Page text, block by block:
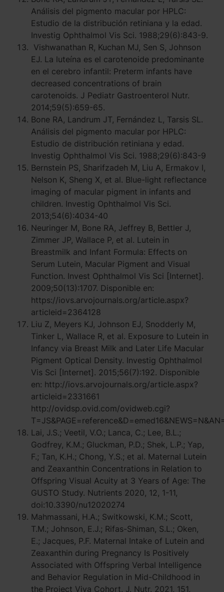
Análisis del pigmento macular por HPLC:
Estudio de la distribución retiniana y la edad.
Investig Ophthalmol Vis Sci. 1988;29(6):843-9.
Vishwanathan R, Kuchan MJ, Sen S, Johnson
EJ. La luteína es el carotenoide predominante
en el cerebro infantil: Preterm infants have
decreased concentrations of brain
carotenoids. J Pediatr Gastroenterol Nutr.
2014;59(5):659-65.
Bone RA, Landrum JT, Fernández L, Tarsis SL.
Análisis del pigmento macular por HPLC:
Estudio de distribución retiniana y edad.
Investig Ophthalmol Vis Sci. 1988;29(6):843-9
Bernstein PS, Sharifzadeh M, Liu A, Ermakov I,
Nelson K, Sheng X, et al. Blue-light reflectance
imaging of macular pigment in infants and
children. Investig Ophthalmol Vis Sci.
2013;54(6):4034-40
Neuringer M, Bone RA, Jeffrey B, Bettler J,
Zimmer JP, Wallace P, et al. Lutein in
Breastmilk and Infant Formula: Effects on
Serum Lutein, Macular Pigment and Visual
Function. Invest Ophthalmol Vis Sci [Internet].
2009;50(13):1707. Disponible en:
https://iovs.arvojournals.org/article.aspx?
articleid=2364128
Liu Z, Meyers KJ, Johnson EJ, Snodderly M,
Tinker L, Wallace R, et al. Exposure to Lutein in
Infancy via Breast Milk and Later Life Macular
Pigment Optical Density. Investig Ophthalmol
Vis Sci [Internet]. 2015;56(7):192. Disponible
en: http://iovs.arvojournals.org/article.aspx?
articleid=2331661
http://ovidsp.ovid.com/ovidweb.cgi?
Lai, J.S.; Veetil, V.O.; Lanca, C.; Lee, B.L.;
Godfrey, K.M.; Gluckman, P.D.; Shek, L.P.; Yap,
F.; Tan, K.H.; Chong, Y.S.; et al. Maternal Lutein
and Zeaxanthin Concentrations in Relation to
Offspring Visual Acuity at 3 Years of Age: The
GUSTO Study. Nutrients 2020, 12, 1-11,
doi:10.3390/nu12020274
Mahmassani, H.A.; Switkowski, K.M.; Scott,
T.M.; Johnson, E.J.; Rifas-Shiman, S.L.; Oken,
E.; Jacques, P.F. Maternal Intake of Lutein and
Zeaxanthin during Pregnancy Is Positively
Associated with Offspring Verbal Intelligence
and Behavior Regulation in Mid-Childhood in
the Project Viva Cohort. J. Nutr. 2021, 151,